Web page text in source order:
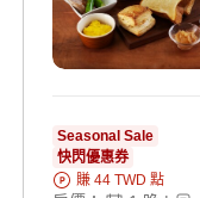
Seasonal Sale
快閃優惠券
賺 44 TWD 點